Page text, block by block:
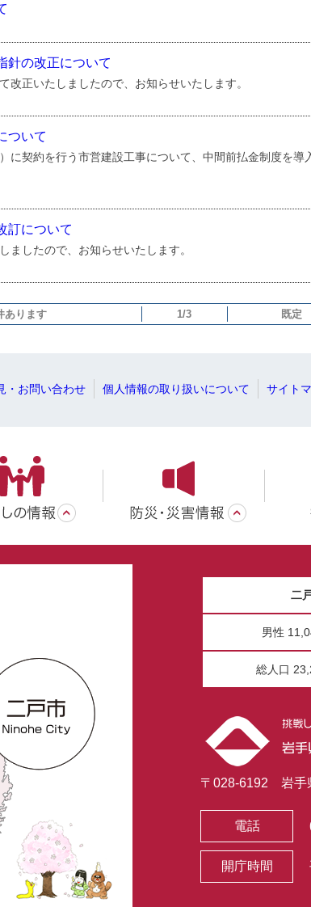
針の改正について
正いたしましたので、お知らせいたします。
ついて
に契約を行う市営建設工事について、中間前払金制度を
訂について
ましたので、お知らせいたします。
あります 1/3 既定
・お問い合わせ 個人情報の取り扱いについて サイト
二
男性
総人口
〒028-6192 岩手
電話
開庁時間